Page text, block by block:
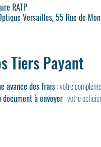
RATP
Versailles, 55 Rue de
Tiers Payant
avance des frais : votre
document à envoyer : votre